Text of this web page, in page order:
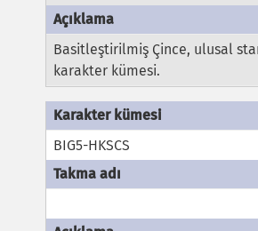
Basitleştirilmiş Çince, ulusal
karakter kümesi.
BIG5-HKSCS